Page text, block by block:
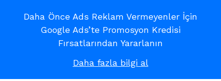
Daha Önce Ads Reklam Vermeyenler İçin
Google Ads’te Promosyon Kredisi
Fırsatlarından Yararlanın
Daha fazla bilgi al